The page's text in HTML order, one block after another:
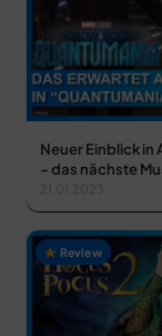
Neuer Einblick in
– das nächste
Review